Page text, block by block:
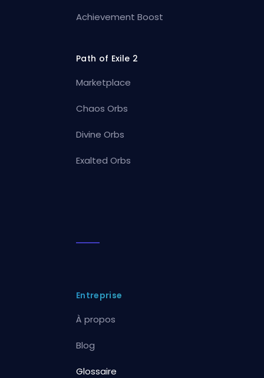
Achievement Boost
Path of Exile 2
Marketplace
Chaos Orbs
Divine Orbs
Exalted Orbs
Entreprise
À propos
Blog
Glossaire